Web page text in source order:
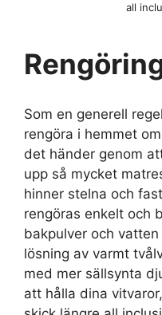
all
Som en generell
rengöra i hemmet
det händer genom
upp så mycket
hinner stelna och
rengöras enkelt och
bakpulver och
lösning av varmt
med mer sällsynta
att hålla dina